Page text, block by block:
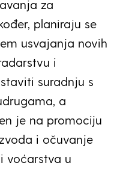
za
planiraju se
usvajanja novih
i
suradnju s
a
je na promociju
i očuvanje
voćarstva u